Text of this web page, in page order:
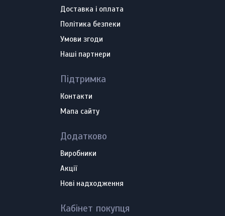
Доставка і оплата
Політика безпеки
Умови згоди
Наші партнери
Підтримка
Контакти
Мапа сайту
Додатково
Виробники
Акції
Нові надходження
Кабінет покупця